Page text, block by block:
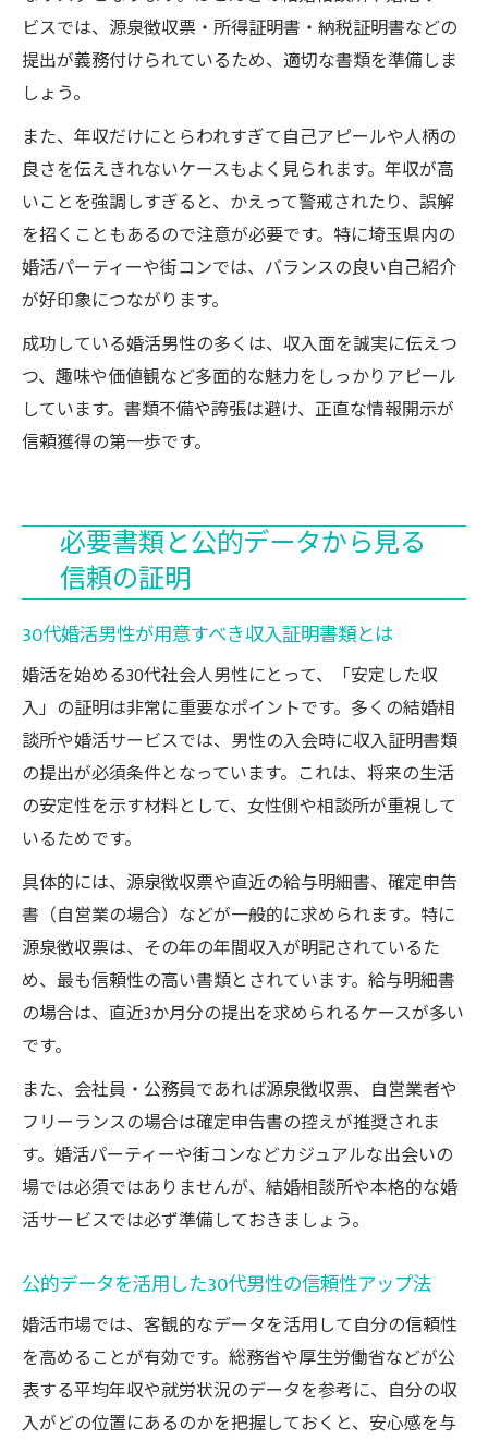
ビスでは、源泉徴収票・所得証明書・納税証明書などの
提出が義務付けられているため、適切な書類を準備しま
しょう。
また、年収だけにとらわれすぎて自己アピールや人柄の
良さを伝えきれないケースもよく見られます。年収が高
いことを強調しすぎると、かえって警戒されたり、誤解
を招くこともあるので注意が必要です。特に埼玉県内の
婚活パーティーや街コンでは、バランスの良い自己紹介
が好印象につながります。
成功している婚活男性の多くは、収入面を誠実に伝えつ
つ、趣味や価値観など多面的な魅力をしっかりアピール
しています。書類不備や誇張は避け、正直な情報開示が
信頼獲得の第一歩です。
必要書類と公的データから見る
信頼の証明
30代婚活男性が用意すべき収入証明書類とは
婚活を始める30代社会人男性にとって、「安定した収
入」の証明は非常に重要なポイントです。多くの結婚相
談所や婚活サービスでは、男性の入会時に収入証明書類
の提出が必須条件となっています。これは、将来の生活
の安定性を示す材料として、女性側や相談所が重視して
いるためです。
具体的には、源泉徴収票や直近の給与明細書、確定申告
書（自営業の場合）などが一般的に求められます。特に
源泉徴収票は、その年の年間収入が明記されているた
め、最も信頼性の高い書類とされています。給与明細書
の場合は、直近3か月分の提出を求められるケースが多い
です。
また、会社員・公務員であれば源泉徴収票、自営業者や
フリーランスの場合は確定申告書の控えが推奨されま
す。婚活パーティーや街コンなどカジュアルな出会いの
場では必須ではありませんが、結婚相談所や本格的な婚
活サービスでは必ず準備しておきましょう。
公的データを活用した30代男性の信頼性アップ法
婚活市場では、客観的なデータを活用して自分の信頼性
を高めることが有効です。総務省や厚生労働省などが公
表する平均年収や就労状況のデータを参考に、自分の収
入がどの位置にあるのかを把握しておくと、安心感を与